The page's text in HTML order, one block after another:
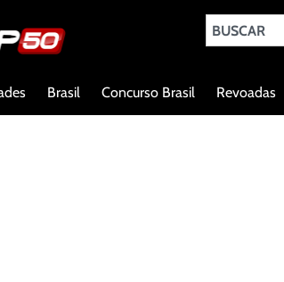
Brasil Concurso Brasil Revoadas